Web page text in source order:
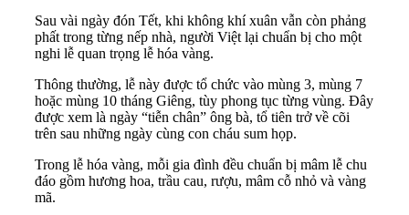
Sau vài ngày đón Tết, khi không khí xuân vẫn còn phảng
phất trong từng nếp nhà, người Việt lại chuẩn bị cho một
nghi lễ quan trọng lễ hóa vàng.
Thông thường, lễ này được tổ chức vào mùng 3, mùng 7
hoặc mùng 10 tháng Giêng, tùy phong tục từng vùng. Đây
được xem là ngày “tiễn chân” ông bà, tổ tiên trở về cõi
trên sau những ngày cùng con cháu sum họp.
Trong lễ hóa vàng, mỗi gia đình đều chuẩn bị mâm lễ chu
đáo gồm hương hoa, trầu cau, rượu, mâm cỗ nhỏ và vàng
mã.